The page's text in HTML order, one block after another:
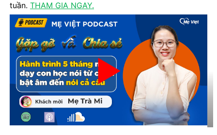
tuần. THAM GIA NGAY.